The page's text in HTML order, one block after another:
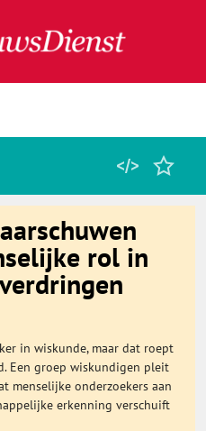
rol in
in wiskunde, maar dat roept
Een groep wiskundigen pleit
menselijke onderzoekers aan
erkenning verschuift